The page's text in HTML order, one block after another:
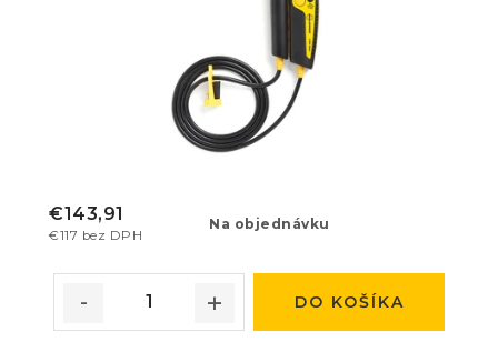
Na objednávku
€117 bez DPH
€143,91
DO KOŠÍKA